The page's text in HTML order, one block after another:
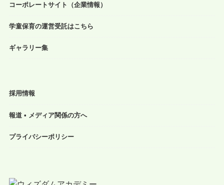
コーポレートサイト（企業情報）
学童保育の運営受託はこちら
ギャラリー集
採用情報
報道 • メディア関係の方へ
プライバシーポリシー